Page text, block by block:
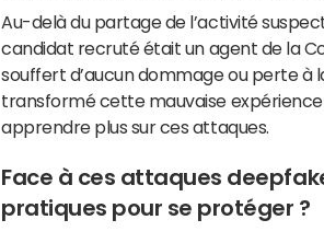
Au-delà du partage de l’activité
candidat recruté était un agent de la
souffert d’aucun dommage ou perte à
transformé cette mauvaise
apprendre plus sur ces attaques.
Face à ces attaques
pratiques pour se protéger ?